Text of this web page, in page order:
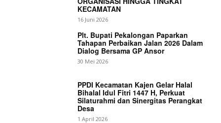
SUBSCRIBE NOW
KECAMATAN
16 Juni 2026
Plt. Bupati Pekalongan Paparkan
Tahapan Perbaikan Jalan 2026 Dalam
Dialog Bersama GP Ansor
30 Mei 2026
PPDI Kecamatan Kajen Gelar Halal
Bihalal Idul Fitri 1447 H, Perkuat
Silaturahmi dan Sinergitas Perangkat
Desa
1 April 2026